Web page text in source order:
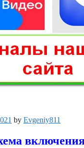
by Evgeniy811